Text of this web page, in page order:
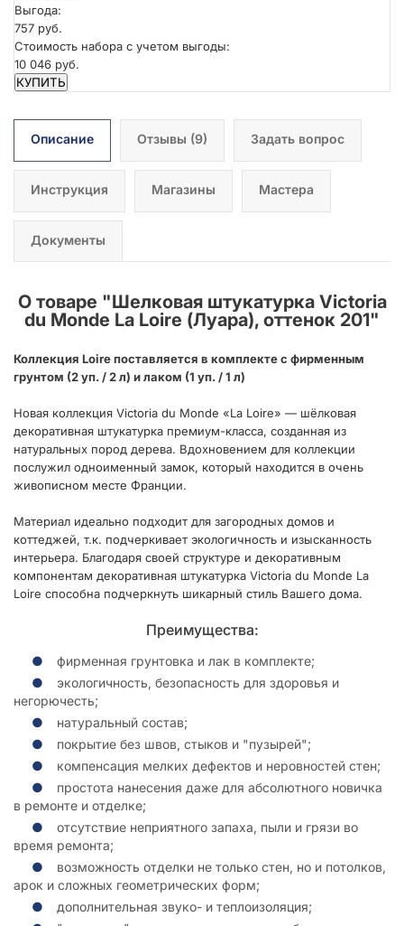
Выгода:
757 руб.
Стоимость набора с учетом выгоды:
10 046 руб.
КУПИТЬ
Описание Отзывы (9) Задать вопрос
Инструкция Магазины Мастера
Документы
О товаре "Шелковая штукатурка Victoria
du Monde La Loire (Луара), оттенок 201"
Коллекция Loire поставляется в комплекте с фирменным
грунтом (2 уп. / 2 л) и лаком (1 уп. / 1 л)
Новая коллекция Victoria du Monde «La Loire» — шёлковая
декоративная штукатурка премиум-класса, созданная из
натуральных пород дерева. Вдохновением для коллекции
послужил одноименный замок, который находится в очень
живописном месте Франции.
Материал идеально подходит для загородных домов и
коттеджей, т.к. подчеркивает экологичность и изысканность
интерьера. Благодаря своей структуре и декоративным
компонентам декоративная штукатурка Victoria du Monde La
Loire способна подчеркнуть шикарный стиль Вашего дома.
Преимущества:
фирменная грунтовка и лак в комплекте;
экологичность, безопасность для здоровья и
негорючесть;
натуральный состав;
покрытие без швов, стыков и "пузырей";
компенсация мелких дефектов и неровностей стен;
простота нанесения даже для абсолютного новичка
в ремонте и отделке;
отсутствие неприятного запаха, пыли и грязи во
время ремонта;
возможность отделки не только стен, но и потолков,
арок и сложных геометрических форм;
дополнительная звуко- и теплоизоляция;